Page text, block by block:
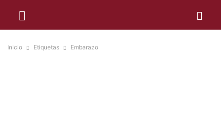
Inicio Etiquetas Embarazo